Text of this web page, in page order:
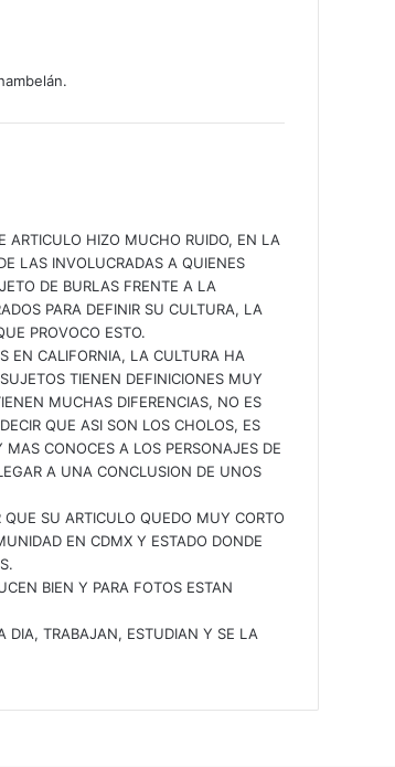
ARTICULO HIZO MUCHO RUIDO, EN LA
LAS INVOLUCRADAS A QUIENES
DE BURLAS FRENTE A LA
PARA DEFINIR SU CULTURA, LA
PROVOCO ESTO.
EN CALIFORNIA, LA CULTURA HA
TIENEN DEFINICIONES MUY
MUCHAS DIFERENCIAS, NO ES
QUE ASI SON LOS CHOLOS, ES
CONOCES A LOS PERSONAJES DE
A UNA CONCLUSION DE UNOS
SU ARTICULO QUEDO MUY CORTO
EN CDMX Y ESTADO DONDE
BIEN Y PARA FOTOS ESTAN
DIA, TRABAJAN, ESTUDIAN Y SE LA